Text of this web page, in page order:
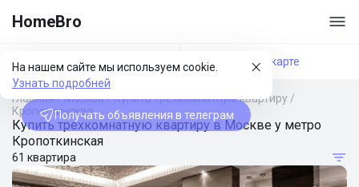
HomeBro
На нашем сайте мы используем cookie.
Узнать подробней
Получать объявления в телеграм
Фильтры На карте
Главная/Москва/Купить трехкомнатную квартиру /
Кропоткинская
Купить трехкомнатную квартиру в Москве у метро
Кропоткинская
61 квартира